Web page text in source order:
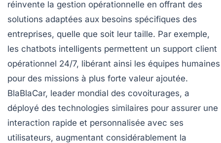
réinvente la gestion opérationnelle en offrant des
solutions adaptées aux besoins spécifiques des
entreprises, quelle que soit leur taille. Par exemple,
les chatbots intelligents permettent un support client
opérationnel 24/7, libérant ainsi les équipes humaines
pour des missions à plus forte valeur ajoutée.
BlaBlaCar, leader mondial des covoiturages, a
déployé des technologies similaires pour assurer une
interaction rapide et personnalisée avec ses
utilisateurs, augmentant considérablement la